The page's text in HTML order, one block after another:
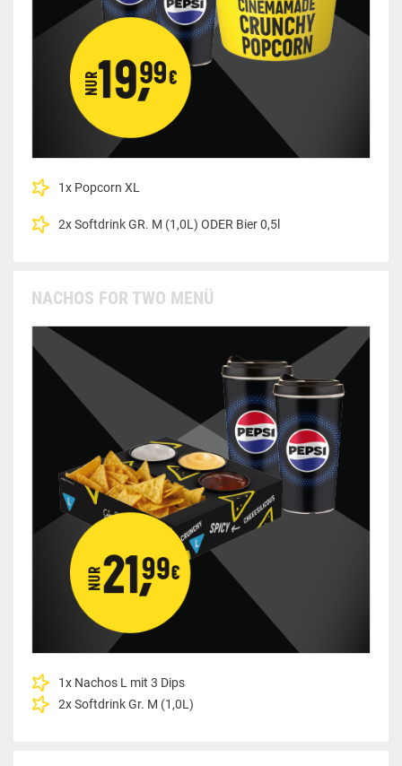
1x Popcorn XL
2x Softdrink GR. M (1,0L) ODER Bier 0,5l
NACHOS FOR TWO MENÜ
1x Nachos L mit 3 Dips
2x Softdrink Gr. M (1,0L)